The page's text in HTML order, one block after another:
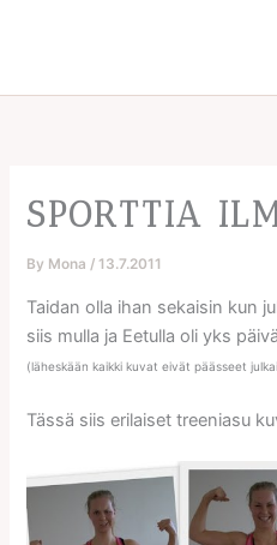
SPORTTIA
By Mona /13.7.2011
Taidan olla ihan sekaisin kun
siis mulla ja Eetulla oli yks
(läheskään kaikki kuvat eivät päässeet
Tässä siis erilaiset treeniasu